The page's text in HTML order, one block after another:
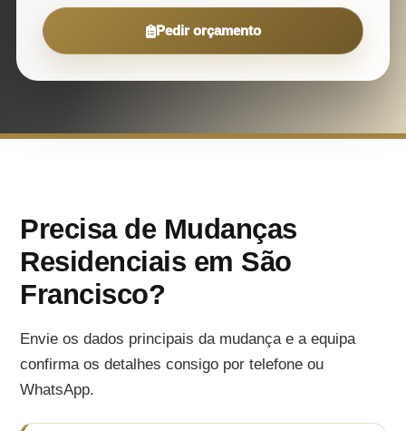
Pedir orçamento
Precisa de Mudanças
Residenciais em São
Francisco?
Envie os dados principais da mudança e a equipa
confirma os detalhes consigo por telefone ou
WhatsApp.